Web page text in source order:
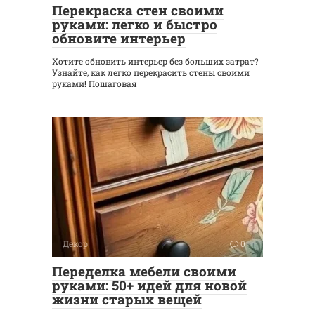
Перекраска стен своими
руками: легко и быстро
обновите интерьер
Хотите обновить интерьер без больших затрат?
Узнайте, как легко перекрасить стены своими
руками! Пошаговая
Декор 0
Переделка мебели своими
руками: 50+ идей для новой
жизни старых вещей